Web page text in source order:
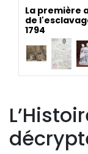
La première
de
1794